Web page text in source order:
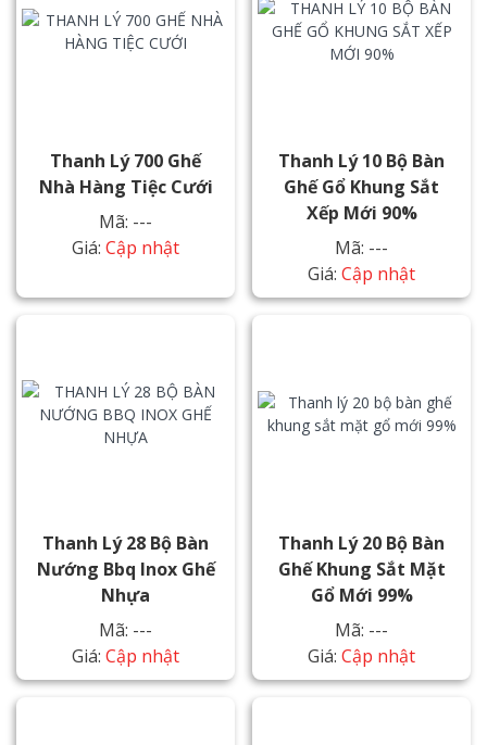
Thanh Lý 700 Ghế
Nhà Hàng Tiệc Cưới
Mã: ---
Giá: Cập nhật
Thanh Lý 10 Bộ Bàn
Ghế Gổ Khung Sắt
Xếp Mới 90%
Mã: ---
Giá: Cập nhật
Thanh Lý 28 Bộ Bàn
Nướng Bbq Inox Ghế
Nhựa
Mã: ---
Giá: Cập nhật
Thanh Lý 20 Bộ Bàn
Ghế Khung Sắt Mặt
Gổ Mới 99%
Mã: ---
Giá: Cập nhật